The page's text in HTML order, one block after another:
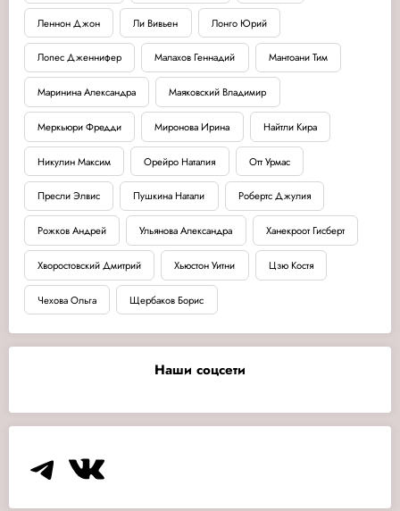
Леннон Джон Ли Вивьен Лонго Юрий
Лопес Дженнифер Малахов Геннадий Мантоани Тим
Маринина Александра Маяковский Владимир
Меркьюри Фредди Миронова Ирина Найтли Кира
Никулин Максим Орейро Наталия Отт Урмас
Пресли Элвис Пушкина Натали Робертс Джулия
Рожков Андрей Ульянова Александра Ханекроот Гисберт
Хворостовский Дмитрий Хьюстон Уитни Цзю Костя
Чехова Ольга Щербаков Борис
Наши соцсети
Telegram
VK